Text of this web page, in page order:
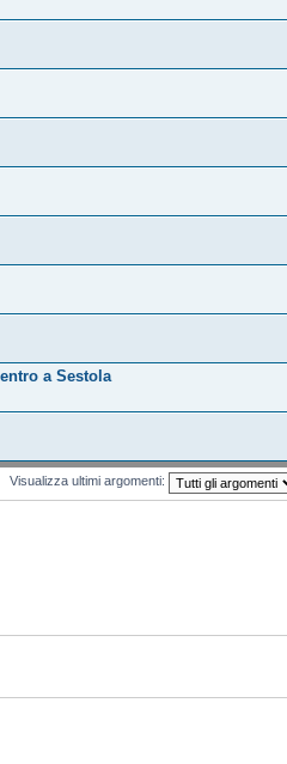
a Sestola
Visualizza ultimi argomenti: